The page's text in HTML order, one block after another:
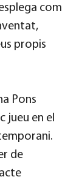
com
propis
Pons
jueu en el
de